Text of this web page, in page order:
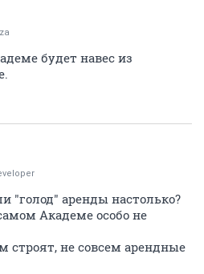
будет навес из
"голод" аренды настолько?
Академе особо не
строят, не совсем арендные